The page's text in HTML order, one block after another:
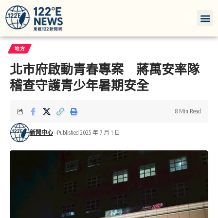
地方
北市府啟動青春專案 蔣萬安率隊
稽查守護青少年暑期安全
新聞中心 Published 2025 年 7 月 1 日
8 Min Read